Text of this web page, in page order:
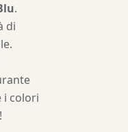
.
di
i colori